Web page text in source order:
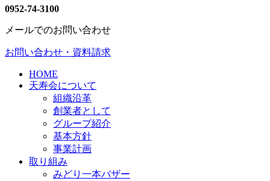
0952-74-3100
メールでのお問い合わせ
お問い合わせ・資料請求
HOME
天寿会について
組織沿革
創業者として
グループ紹介
基本方針
事業計画
取り組み
みどり一本バザー